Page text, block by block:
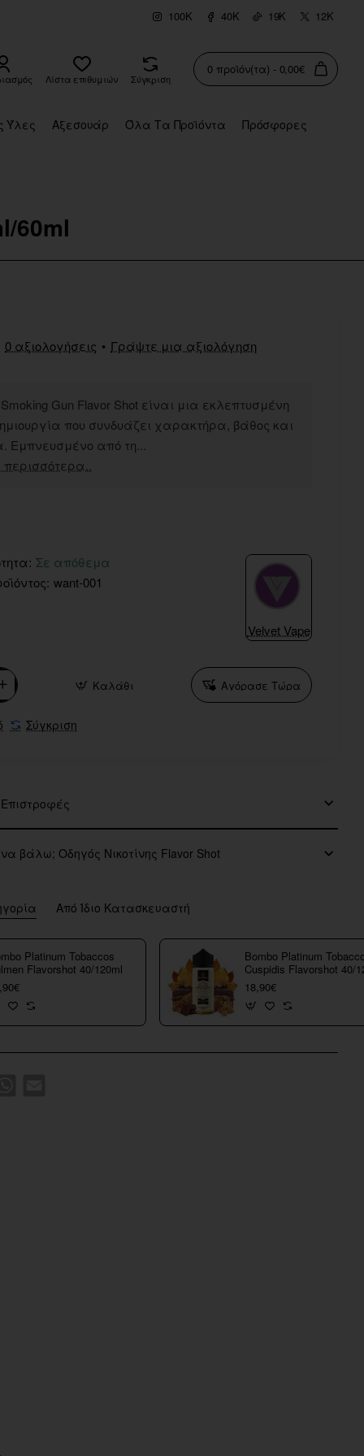
100K 40K 19K 12K
Λίστα επιθυμιών Σύγκριση
0 προϊόν(τα) - 0,00€
Ύλες Αξεσουάρ Όλα Τα Προϊόντα Πρόσφορες
60ml
Gun Flavor Shot είναι μια εκλεπτυσμένη
που συνδυάζει χαρακτήρα, βάθος και
Εμπνευσμένο από τη...
0 αξιολογήσεις • Γράψτε μια αξιολόγηση
Σε απόθεμα
want-001
Velvet Vape
Καλάθι Αγόρασε Τώρα
Σύγκριση
βάλω; Οδηγός Νικοτίνης Flavor Shot
Από Ίδιο Κατασκευαστή
Platinum Tobaccos
Flavorshot 40/120ml
Bombo Platinum
Cuspidis Flavorshot 40/
18,90€